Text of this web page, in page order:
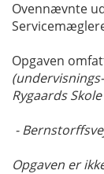
Ovennævnte
Opgaven
Rygaards
-
Opgaven er